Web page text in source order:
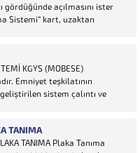
gördüğünde açılmasını ister
Sistemi” kart, uzaktan
sistemi otoparklarda
KGYS (MOBESE)
Emniyet teşkilatının
sistem çalıntı ve
yönelik geliştirilen
şeritlerine yerleştirilen
TANIMA
TANIMA Plaka Tanıma